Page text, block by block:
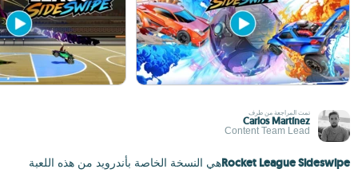
تمت المراجعة من طرف
Carlos Martínez
Content Team Lead
Rocket League Sideswipeهي النسخة الخاصة بأندرويد من هذه اللعبة